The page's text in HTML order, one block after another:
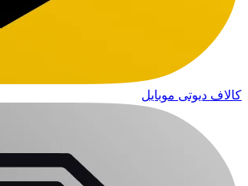
کالاف دیوتی موبایل